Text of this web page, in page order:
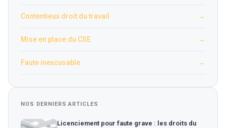
Contentieux droit du travail →
Mise en place du CSE →
Faute inexcusable →
NOS DERNIERS ARTICLES
Licenciement pour faute grave : les droits du